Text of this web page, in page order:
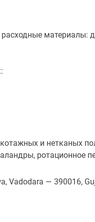
материалы:
и нетканых
ротационное
Vadodara — 390016,